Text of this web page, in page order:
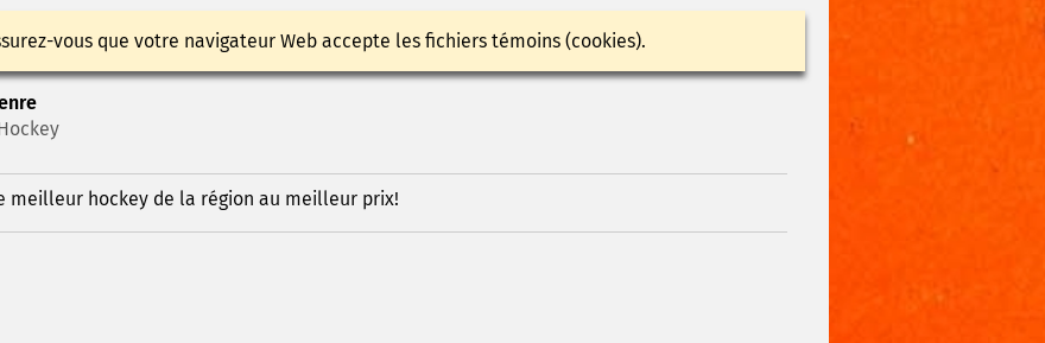
vous que votre navigateur Web accepte les fichiers témoins (cookies).
meilleur hockey de la région au meilleur prix!